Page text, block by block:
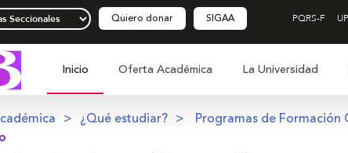
Quiero donar SIGAA PQRS-F
Inicio Oferta Académica La Universidad
¿Qué estudiar? Programas de Formación